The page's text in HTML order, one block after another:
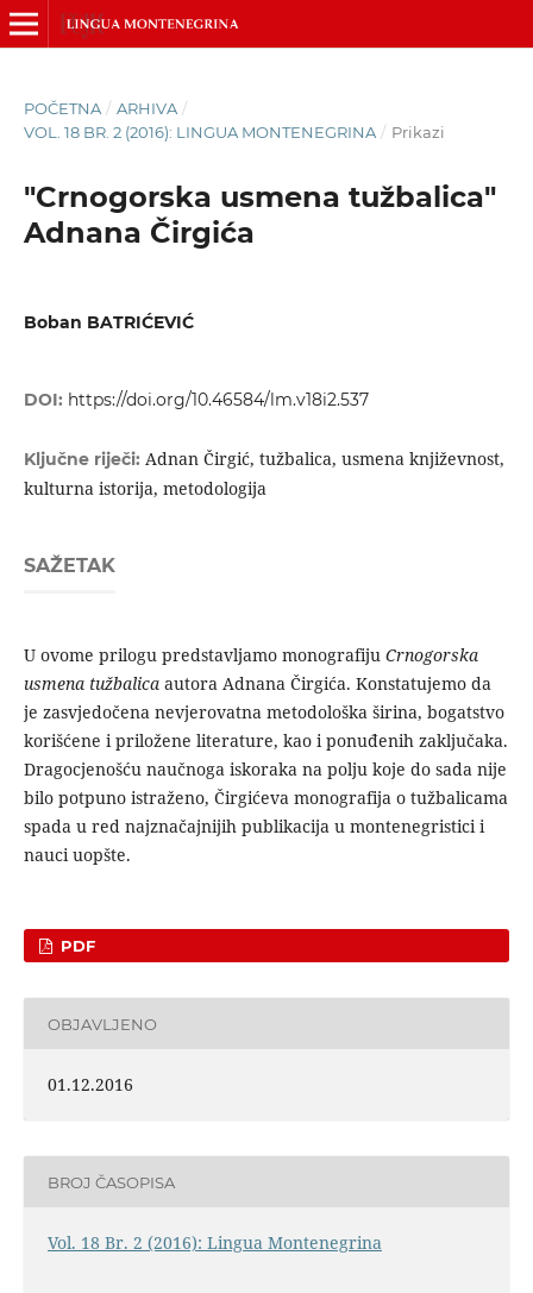
POČETNA / ARHIVA /
VOL. 18 BR. 2 (2016): LINGUA MONTENEGRINA / Prikazi
"Crnogorska usmena tužbalica"
Adnana Čirgića
Boban BATRIĆEVIĆ
DOI: https://doi.org/10.46584/lm.v18i2.537
Ključne riječi: Adnan Čirgić, tužbalica, usmena književnost,
kulturna istorija, metodologija
SAŽETAK
U ovome prilogu predstavljamo monografiju Crnogorska
usmena tužbalica autora Adnana Čirgića. Konstatujemo da
je za­svjedočena nevjerovatna metodološka širina, bogatstvo
korišćene i priložene literature, kao i ponuđenih zaključaka.
Dragocjenošću naučnoga iskoraka na polju koje do sada nije
bilo potpuno istraže­no, Čirgićeva monografija o tužbalicama
spada u red najznačajni­jih publikacija u montenegristici i
nauci uopšte.
PDF
OBJAVLJENO
01.12.2016
BROJ ČASOPISA
Vol. 18 Br. 2 (2016): Lingua Montenegrina